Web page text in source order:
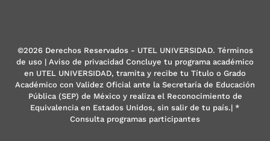
©2026 Derechos Reservados - UTEL UNIVERSIDAD. Términos
de uso | Aviso de privacidad Concluye tu programa académico
en UTEL UNIVERSIDAD, tramita y recibe tu Título o Grado
Académico con Validez Oficial ante la Secretaría de Educación
Pública (SEP) de México y realiza el Reconocimiento de
Equivalencia en Estados Unidos, sin salir de tu país.| *
Consulta programas participantes